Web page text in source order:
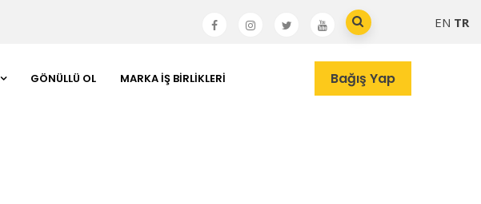
GÖNÜLLÜ OL MARKA İŞ BIRLIKLERI Bağış Yap
EN TR